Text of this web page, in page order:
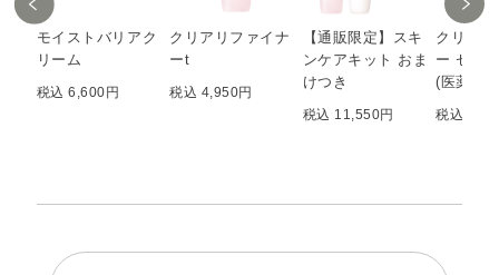
モイストバリアク
リーム
税込 6,600円
クリアリファイナ
ーt
税込 4,950円
【通販限定】スキ
ンケアキット おま
けつき
税込 11,550円
クリア
ー セン
(医薬部
税込